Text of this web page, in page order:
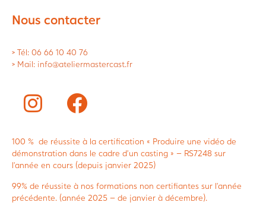
Nous contacter
> Tél: 06 66 10 40 76
> Mail: info@ateliermastercast.fr
100 % de réussite à la certification « Produire une vidéo de
démonstration dans le cadre d’un casting » – RS7248 sur
l’année en cours (depuis janvier 2025)
99% de réussite à nos formations non certifiantes sur l’année
précédente. (année 2025 – de janvier à décembre).